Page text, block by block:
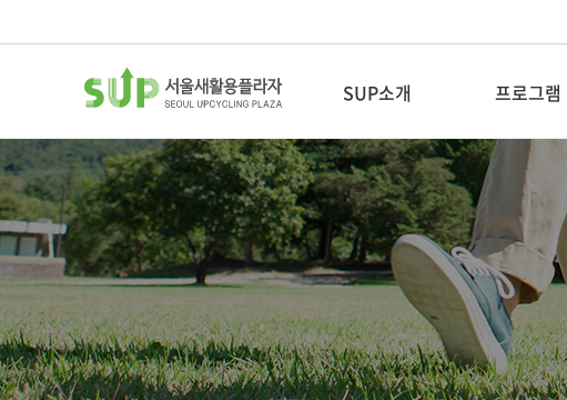
SUP소개
새활용이란
새활용플라자소개
CI 소개
인사말
조직도
프로그램
탐방&교육
전시